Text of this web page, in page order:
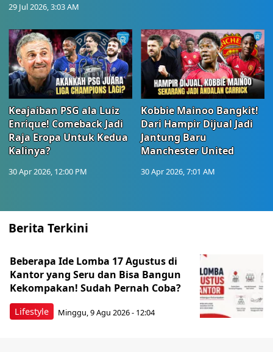
29 Jul 2026, 3:03 AM
Keajaiban PSG ala Luiz
Enrique! Comeback Jadi
Raja Eropa Untuk Kedua
Kalinya?
30 Apr 2026, 12:00 PM
Kobbie Mainoo Bangkit!
Dari Hampir Dijual Jadi
Jantung Baru
Manchester United
30 Apr 2026, 7:01 AM
Berita Terkini
Lifestyle
Beberapa Ide Lomba 17 Agustus di
Kantor yang Seru dan Bisa Bangun
Kekompakan! Sudah Pernah Coba?
Minggu, 9 Agu 2026 - 12:04